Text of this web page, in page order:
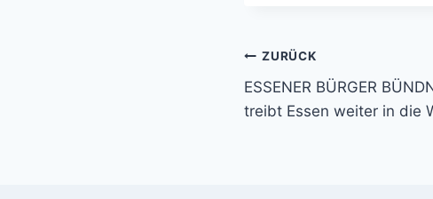
ZURÜCK
ESSENER BÜRGER
treibt Essen weiter in die